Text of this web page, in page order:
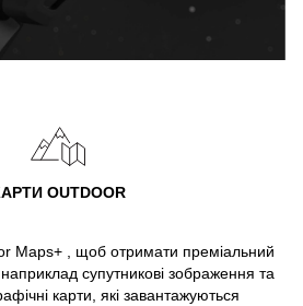
OUTDOOR
Maps+ , щоб отримати преміальний
наприклад супутникові зображення та
карти, які завантажуються